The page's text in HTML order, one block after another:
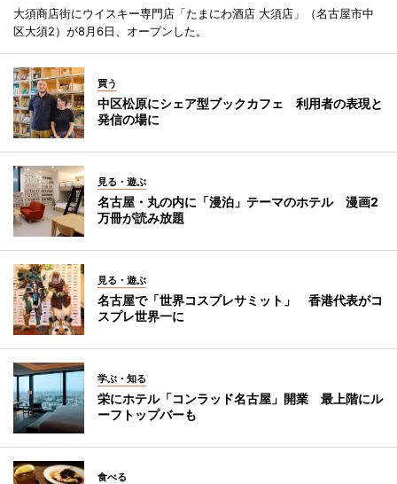
大須商店街にウイスキー専門店「たまにわ酒店 大須店」（名古屋市中
区大須2）が8月6日、オープンした。
買う
中区松原にシェア型ブックカフェ 利用者の表現と
発信の場に
見る・遊ぶ
名古屋・丸の内に「漫泊」テーマのホテル 漫画2
万冊が読み放題
見る・遊ぶ
名古屋で「世界コスプレサミット」 香港代表がコ
スプレ世界一に
学ぶ・知る
栄にホテル「コンラッド名古屋」開業 最上階にル
ーフトップバーも
食べる